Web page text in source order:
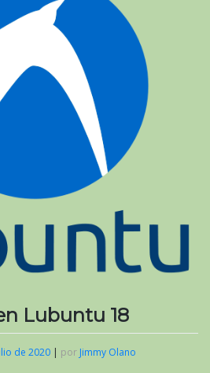
Lubuntu 18
de 2020 | por Jimmy Olano